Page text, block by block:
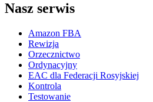
Nasz serwis
Amazon FBA
Rewizja
Orzecznictwo
Ordynacyjny
EAC dla Federacji Rosyjskiej
Kontrola
Testowanie